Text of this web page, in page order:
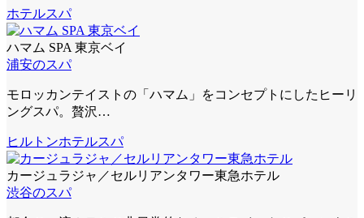
ホテルスパ
ハマム SPA 東京ベイ
浦安のスパ
モロッカンテイストの「ハマム」をコンセプトにしたヒーリ
ングスパ。贅沢…
ヒルトンホテルスパ
カージュラジャ／セルリアンタワー東急ホテル
渋谷のスパ